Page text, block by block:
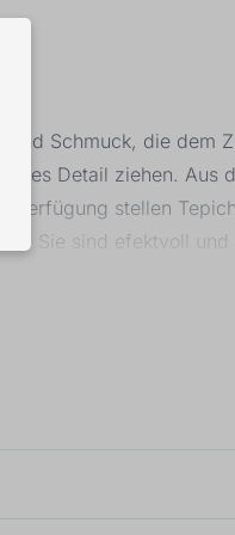
Schmuck, die dem
Detail ziehen. Aus
stellen
Sie sind efektvoll
auch Disney-
um die ideale